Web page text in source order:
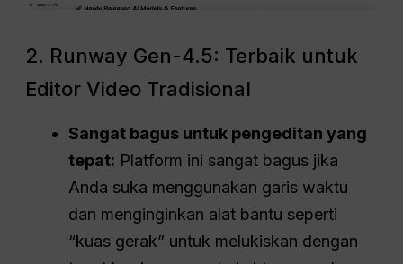
2. Runway Gen-4.5: Terbaik untuk
Editor Video Tradisional
Sangat bagus untuk pengeditan yang
tepat: Platform ini sangat bagus jika
Anda suka menggunakan garis waktu
dan menginginkan alat bantu seperti
“kuas gerak” untuk melukiskan dengan